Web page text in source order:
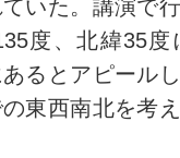
いた。講演で
度、北緯35
あるとアピール
東西南北を考